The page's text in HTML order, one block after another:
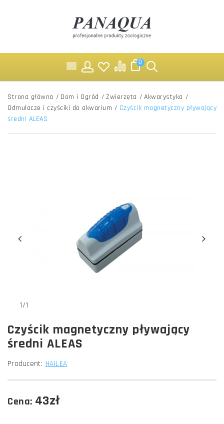
0
Strona główna / Dom i Ogród / Zwierzęta / Akwarystyka /
Odmulacze i czyściki do akwarium / Czyścik magnetyczny pływający
średni ALEAS
1/1
Czyścik magnetyczny pływający
średni ALEAS
Producent: HAILEA
Cena: 43zł